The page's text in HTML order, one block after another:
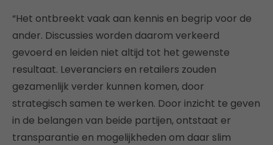
“Het ontbreekt vaak aan kennis en begrip voor de
ander. Discussies worden daarom verkeerd
gevoerd en leiden niet altijd tot het gewenste
resultaat. Leveranciers en retailers zouden
gezamenlijk verder kunnen komen, door
strategisch samen te werken. Door inzicht te geven
in de belangen van beide partijen, ontstaat er
transparantie en mogelijkheden om daar slim